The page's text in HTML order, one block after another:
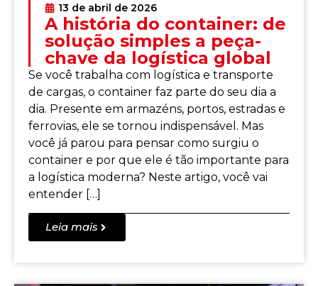
13 de abril de 2026
A história do container: de
solução simples a peça-
chave da logística global
Se você trabalha com logística e transporte
de cargas, o container faz parte do seu dia a
dia. Presente em armazéns, portos, estradas e
ferrovias, ele se tornou indispensável. Mas
você já parou para pensar como surgiu o
container e por que ele é tão importante para
a logística moderna? Neste artigo, você vai
entender […]
Leia mais